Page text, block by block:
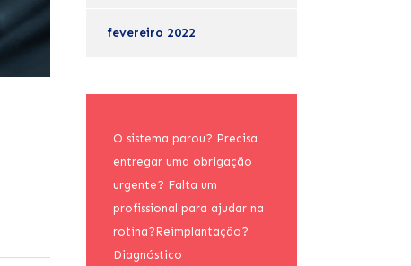
fevereiro 2022
O sistema parou? Precisa
entregar uma obrigação
urgente? Falta um
profissional para ajudar na
rotina?Reimplantação?
Diagnóstico